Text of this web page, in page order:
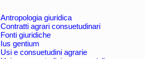
Antropologia giuridica
Contratti agrari consuetudinari
Fonti giuridiche
Ius gentium
Usi e consuetudini agrarie